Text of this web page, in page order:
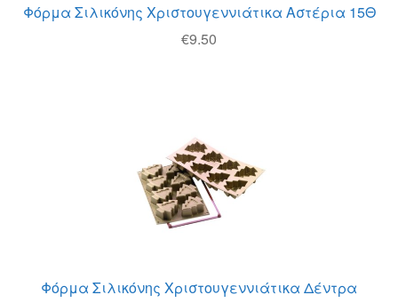
Φόρμα Σιλικόνης Χριστουγεννιάτικα Αστέρια 15Θ
€9.50
Φόρμα Σιλικόνης Χριστουγεννιάτικα Δέντρα